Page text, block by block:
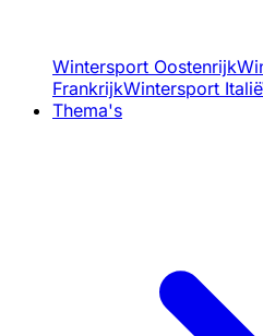
Wintersport Oostenrijk
FrankrijkWintersport Italië
Thema's